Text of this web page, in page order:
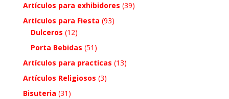
Artículos para exhibidores (39)
Artículos para Fiesta (93)
Dulceros (12)
Porta Bebidas (51)
Artículos para practicas (13)
Artículos Religiosos (3)
Bisuteria (31)